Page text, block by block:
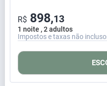
1 noite , 2 adultos
R$ 898,13
Impostos e taxas não